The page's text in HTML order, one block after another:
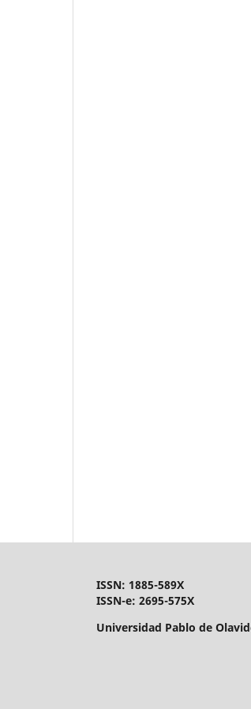
ISSN: 1885-589X
ISSN-e: 2695-575X
Universidad Pablo de